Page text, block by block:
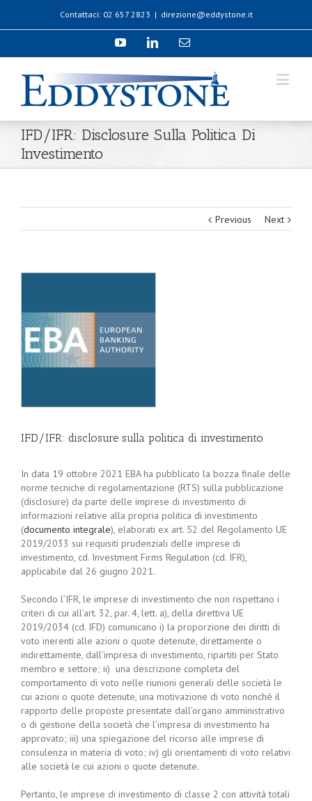
Contattaci: 02 657 2823 | direzione@eddystone.it
IFD/IFR: Disclosure Sulla Politica Di
Investimento
Previous Next
IFD/IFR: disclosure sulla politica di investimento
In data 19 ottobre 2021 EBA ha pubblicato la bozza finale delle
norme tecniche di regolamentazione (RTS) sulla pubblicazione
(disclosure) da parte delle imprese di investimento di
informazioni relative alla propria politica di investimento
(documento integrale), elaborati ex art. 52 del Regolamento UE
2019/2033 sui requisiti prudenziali delle imprese di
investimento, cd. Investment Firms Regulation (cd. IFR),
applicabile dal 26 giugno 2021.
Secondo l’IFR, le imprese di investimento che non rispettano i
criteri di cui all’art. 32, par. 4, lett. a), della direttiva UE
2019/2034 (cd. IFD) comunicano i) la proporzione dei diritti di
voto inerenti alle azioni o quote detenute, direttamente o
indirettamente, dall’impresa di investimento, ripartiti per Stato
membro e settore; ii) una descrizione completa del
comportamento di voto nelle riunioni generali delle società le
cui azioni o quote detenute, una motivazione di voto nonché il
rapporto delle proposte presentate dall’organo amministrativo
o di gestione della società che l’impresa di investimento ha
approvato; iii) una spiegazione del ricorso alle imprese di
consulenza in materia di voto; iv) gli orientamenti di voto relativi
alle società le cui azioni o quote detenute.
Pertanto, le imprese di investimento di classe 2 con attività totali